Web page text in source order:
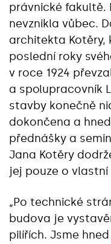
právnické fakultě.
nevznikla vůbec.
architekta Kotěry,
poslední roky
v roce 1924
a spolupracovník
stavby konečně
dokončena a
přednášky a
Jana Kotěry
jej pouze o
„Po technické
budova je
pilířích. Jsme